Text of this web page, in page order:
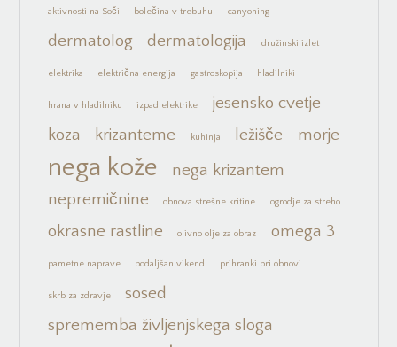
aktivnosti na Soči bolečina v trebuhu canyoning
dermatolog dermatologija družinski izlet
elektrika električna energija gastroskopija hladilniki
hrana v hladilniku izpad elektrike
jesensko cvetje
koza
krizanteme kuhinja ležišče morje
nega kože
nega krizantem
nepremičnine
obnova strešne kritine ogrodje za streho
okrasne rastline olivno olje za obraz omega 3
pametne naprave podaljšan vikend prihranki pri obnovi
skrb za zdravje
sosed
sprememba življenjskega sloga